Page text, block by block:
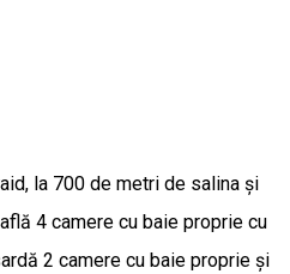
la 700 de metri de salina și
4 camere cu baie proprie cu
2 camere cu baie proprie și